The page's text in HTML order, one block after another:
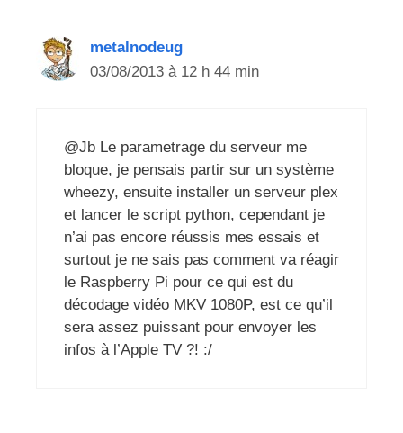
metalnodeug
03/08/2013 à 12 h 44 min
@Jb Le parametrage du serveur me
bloque, je pensais partir sur un système
wheezy, ensuite installer un serveur plex
et lancer le script python, cependant je
n’ai pas encore réussis mes essais et
surtout je ne sais pas comment va réagir
le Raspberry Pi pour ce qui est du
décodage vidéo MKV 1080P, est ce qu’il
sera assez puissant pour envoyer les
infos à l’Apple TV ?! :/